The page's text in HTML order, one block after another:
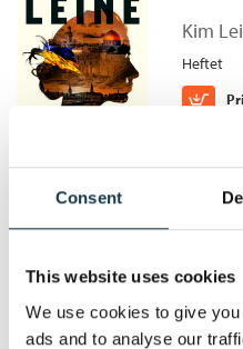
Consent
This website uses cookies
We use cookies to give
ads and to analyse our
Serie:
Serienummer:
Bokmål Ebok
Rød mann/Sort mann
Bokmål Nedlastbar lydbok
Kim
Heftet
Heftet